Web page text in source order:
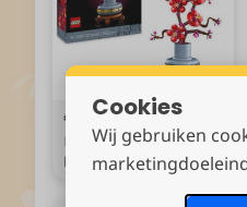
€ 23,99
Bouwsets 18
Botanical Collection Japanse abrikoos Bloemen Set voor Volwassenen uit de Botanical Collection 10369
Cookies
Wij gebruiken